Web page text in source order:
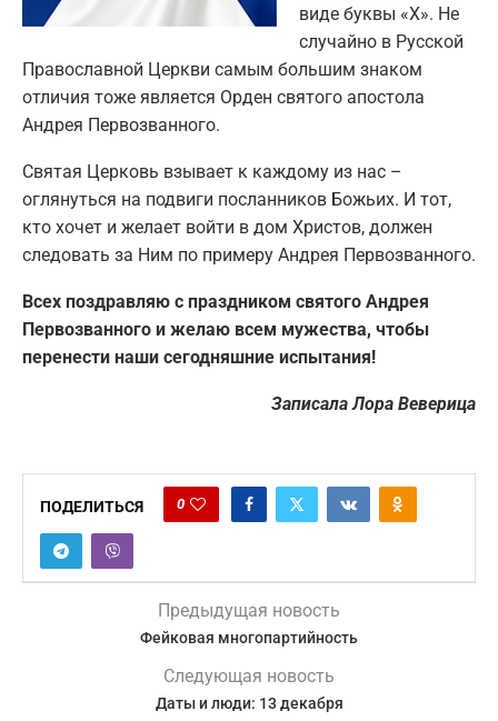
виде буквы «X». Не
случайно в Русской
Православной Церкви самым большим знаком
отличия тоже является Орден святого апостола
Андрея Первозванного.
Святая Церковь взывает к каждому из нас –
оглянуться на подвиги посланников Божьих. И тот,
кто хочет и желает войти в дом Христов, должен
следовать за Ним по примеру Андрея Первозванного.
Всех поздравляю с праздником святого Андрея
Первозванного и желаю всем мужества, чтобы
перенести наши сегодняшние испытания!
Записала Лора Веверица
ПОДЕЛИТЬСЯ 0
Предыдущая новость
Фейковая многопартийность
Следующая новость
Даты и люди: 13 декабря